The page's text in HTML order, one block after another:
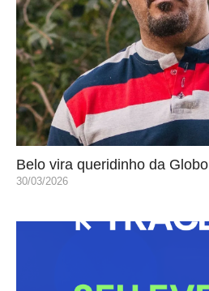
Belo vira queridinho da Globo
30/03/2026